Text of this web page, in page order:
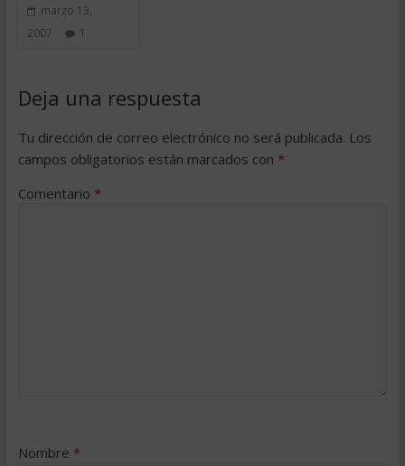
marzo 13,
2007
1
Deja una respuesta
Tu dirección de correo electrónico no será publicada. Los
campos obligatorios están marcados con *
Comentario *
Nombre *